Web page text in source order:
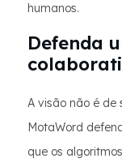
humanos.
Defenda
A visão não é de
MotaWord
que os